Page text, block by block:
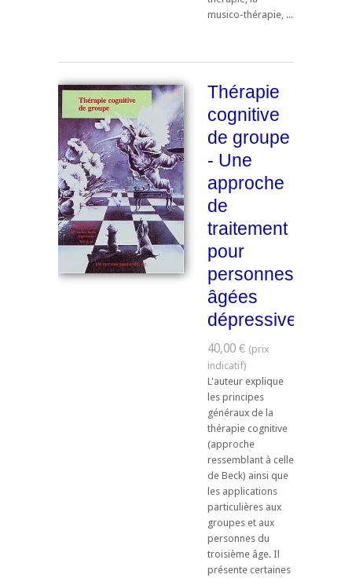
musico-thérapie, ...
Thérapie
cognitive
de groupe
- Une
approche
de
traitement
pour
personnes
âgées
dépressives
40,00 €
L'auteur explique
les principes
généraux de la
thérapie cognitive
(approche
ressemblant à celle
de Beck) ainsi que
les applications
particulières aux
groupes et aux
personnes du
troisième âge. Il
présente certaines